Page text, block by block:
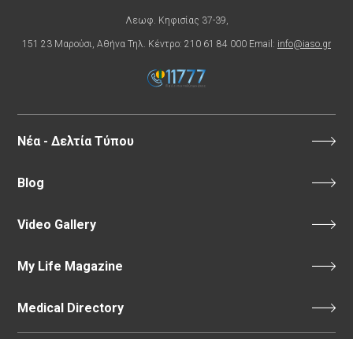
Λεωφ. Κηφισίας 37-39,
151 23 Μαρούσι, Αθήνα Τηλ. Κέντρο: 210 61 84 000 Email: info@iaso.gr
Νέα - Δελτία Τύπου
Blog
Video Gallery
My Life Magazine
Medical Directory